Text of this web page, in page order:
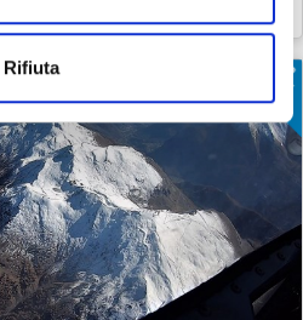
Rifiuta